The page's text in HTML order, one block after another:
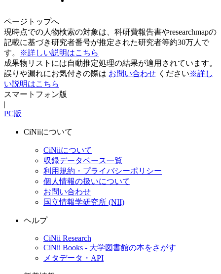
ページトップへ
現時点での人物検索の対象は、科研費報告書やresearchmapの
記載に基づき研究者番号が推定された研究者等約30万人で
す。
※詳しい説明はこちら
成果物リストには自動推定処理の結果が適用されています。
誤りや漏れにお気付きの際は お問い合わせ ください※詳し
い説明はこちら
スマートフォン版
|
PC版
CiNiiについて
CiNiiについて
収録データベース一覧
利用規約・プライバシーポリシー
個人情報の扱いについて
お問い合わせ
国立情報学研究所 (NII)
ヘルプ
CiNii Research
CiNii Books - 大学図書館の本をさがす
メタデータ・API